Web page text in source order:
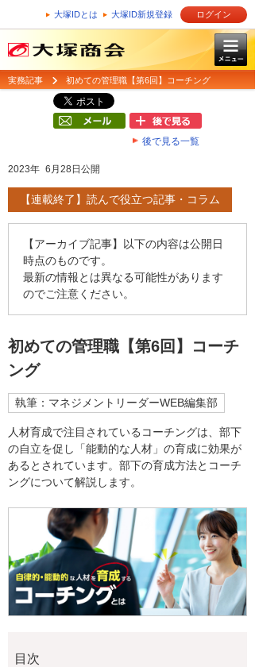
大塚IDとは 大塚ID新規登録 ログイン
実務記事 初めての管理職【第6回】コーチング
後で見る一覧
2023年 6月28日公開
【連載終了】読んで役立つ記事・コラム
【アーカイブ記事】以下の内容は公開日
時点のものです。
最新の情報とは異なる可能性があります
のでご注意ください。
初めての管理職【第6回】コーチ
ング
執筆：マネジメントリーダーWEB編集部
人材育成で注目されているコーチングは、部下
の自立を促し「能動的な人材」の育成に効果が
あるとされています。部下の育成方法とコーチ
ングについて解説します。
目次